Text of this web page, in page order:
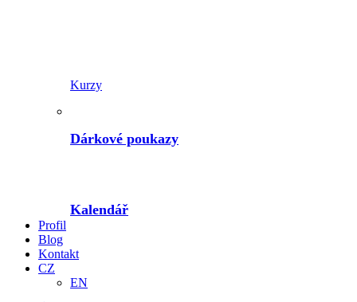
Kurzy
Dárkové poukazy
Kalendář
Profil
Blog
Kontakt
CZ
EN